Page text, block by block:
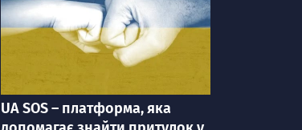
категорія
UA SOS – платформа, яка